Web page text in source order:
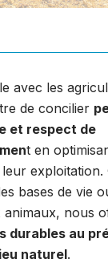
avec les
de concilier
et respect de
t en
exploitation.
bases de vie
animaux, nous
durables au
naturel.